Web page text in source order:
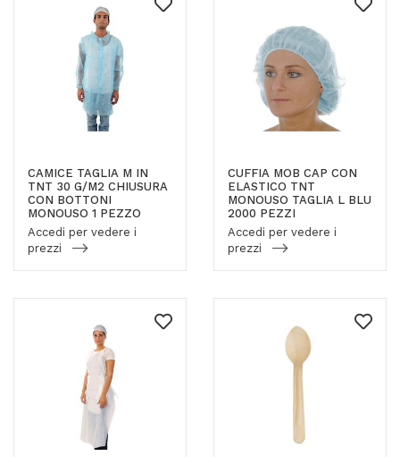
CAMICE TAGLIA M IN
TNT 30 G/M2 CHIUSURA
CON BOTTONI
MONOUSO 1 PEZZO
Accedi per vedere i
prezzi
CUFFIA MOB CAP CON
ELASTICO TNT
MONOUSO TAGLIA L BLU
2000 PEZZI
Accedi per vedere i
prezzi